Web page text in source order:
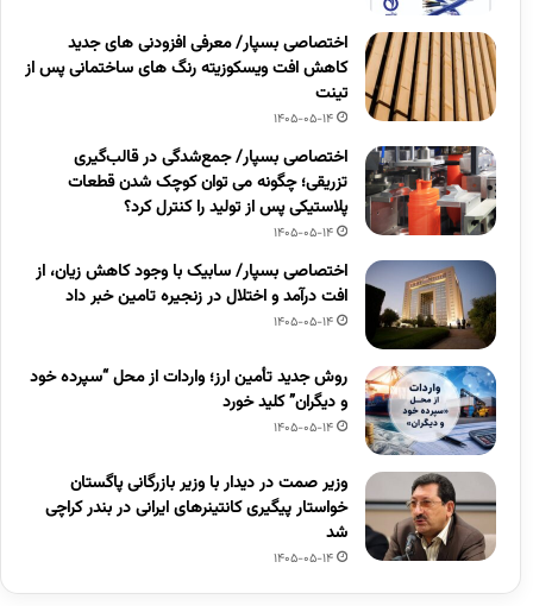
اختصاصی بسپار/ معرفی افزودنی های جدید
کاهش افت ویسکوزیته رنگ های ساختمانی پس از
تینت
1405-05-14
اختصاصی بسپار/ جمع‌شدگی در قالب‌گیری
تزریقی؛ چگونه می توان کوچک شدن قطعات
پلاستیکی پس از تولید را کنترل کرد؟
1405-05-14
اختصاصی بسپار/ سابیک با وجود کاهش زیان، از
افت درآمد و اختلال در زنجیره تامین خبر داد
1405-05-14
روش جدید تأمین ارز؛ واردات از محل “سپرده خود
و دیگران” کلید خورد
1405-05-14
وزیر صمت در دیدار با وزیر بازرگانی پاگستان
خواستار پیگیری کانتینرهای ایرانی در بندر کراچی
شد
1405-05-14